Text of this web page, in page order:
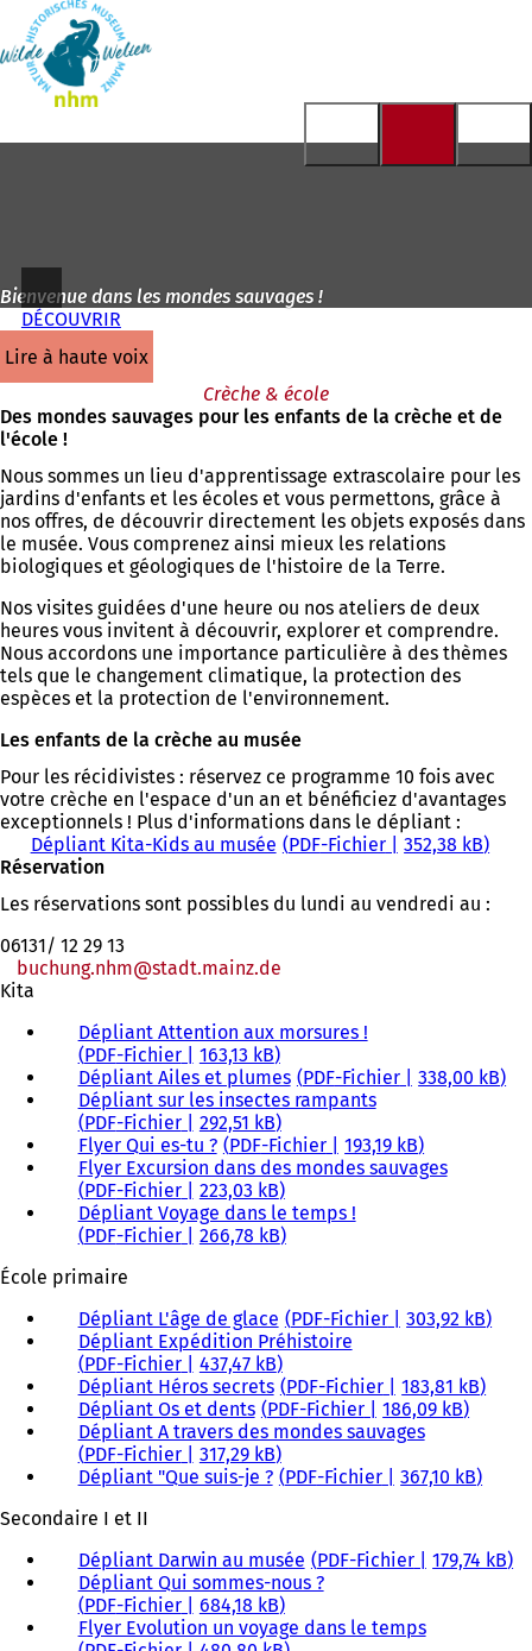
Accéder au contenu
page
d'accueil
Bienvenue dans les mondes sauvages !
DÉCOUVRIR
lire à haute voix
Crèche & école
Des mondes sauvages pour les enfants de la crèche et de
l'école !
Nous sommes un lieu d'apprentissage extrascolaire pour les
jardins d'enfants et les écoles et vous permettons, grâce à
nos offres, de découvrir directement les objets exposés dans
le musée. Vous comprenez ainsi mieux les relations
biologiques et géologiques de l'histoire de la Terre.
Nos visites guidées d'une heure ou nos ateliers de deux
heures vous invitent à découvrir, explorer et comprendre.
Nous accordons une importance particulière à des thèmes
tels que le changement climatique, la protection des
espèces et la protection de l'environnement.
Les enfants de la crèche au musée
Pour les récidivistes : réservez ce programme 10 fois avec
votre crèche en l'espace d'un an et bénéficiez d'avantages
exceptionnels ! Plus d'informations dans le dépliant :
Dépliant Kita-Kids au musée PDF-Fichier
352,38 kB
Réservation
Les réservations sont possibles du lundi au vendredi au :
06131/ 12 29 13
buchung.nhm
stadt.mainz de
Kita
Dépliant Attention aux morsures !
PDF-Fichier
163,13 kB
Dépliant Ailes et plumes PDF-Fichier
338,00 kB
Dépliant sur les insectes rampants
PDF-Fichier
292,51 kB
Flyer Qui es-tu ? PDF-Fichier
193,19 kB
Flyer Excursion dans des mondes sauvages
PDF-Fichier
223,03 kB
Dépliant Voyage dans le temps !
PDF-Fichier
266,78 kB
École primaire
Dépliant L'âge de glace PDF-Fichier
303,92 kB
Dépliant Expédition Préhistoire
PDF-Fichier
437,47 kB
Dépliant Héros secrets PDF-Fichier
183,81 kB
Dépliant Os et dents PDF-Fichier
186,09 kB
Dépliant A travers des mondes sauvages
PDF-Fichier
317,29 kB
Dépliant "Que suis-je ? PDF-Fichier
367,10 kB
Secondaire I et II
Dépliant Darwin au musée PDF-Fichier
179,74 kB
Dépliant Qui sommes-nous ?
PDF-Fichier
684,18 kB
Flyer Evolution un voyage dans le temps